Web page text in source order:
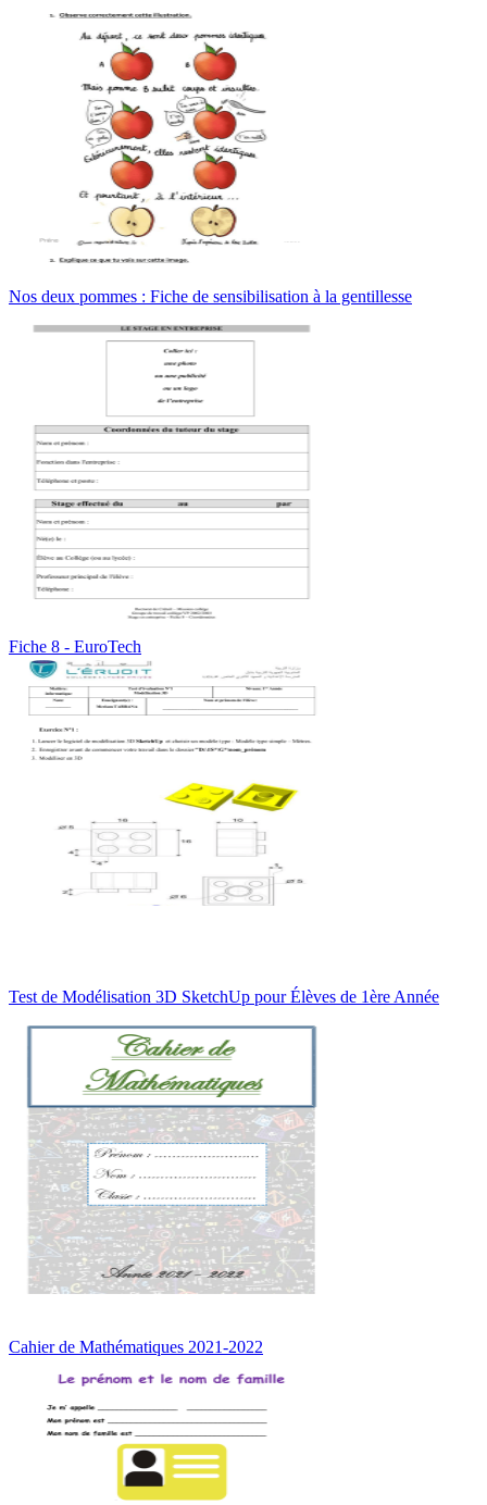
Nos deux pommes : Fiche de sensibilisation à la gentillesse
Fiche 8 - EuroTech
Test de Modélisation 3D SketchUp pour Élèves de 1ère Année
Cahier de Mathématiques 2021-2022